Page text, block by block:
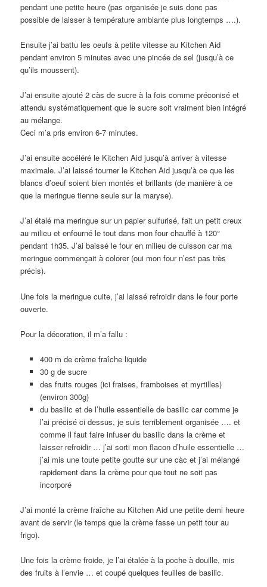
pendant une petite heure (pas organisée je suis donc pas
possible de laisser à température ambiante plus longtemps ….).
Ensuite j’ai battu les oeufs à petite vitesse au Kitchen Aid
pendant environ 5 minutes avec une pincée de sel (jusqu’à ce
qu’ils moussent).
J’ai ensuite ajouté 2 càs de sucre à la fois comme préconisé et
attendu systématiquement que le sucre soit vraiment bien intégré
au mélange.
Ceci m’a pris environ 6-7 minutes.
J’ai ensuite accéléré le Kitchen Aid jusqu’à arriver à vitesse
maximale. J’ai laissé tourner le Kitchen Aid jusqu’à ce que les
blancs d’oeuf soient bien montés et brillants (de manière à ce
que la meringue tienne seule sur la maryse).
J’ai étalé ma meringue sur un papier sulfurisé, fait un petit creux
au milieu et enfourné le tout dans mon four chauffé à 120°
pendant 1h35. J’ai baissé le four en milieu de cuisson car ma
meringue commençait à colorer (oui mon four n’est pas très
précis).
Une fois la meringue cuite, j’ai laissé refroidir dans le four porte
ouverte.
Pour la décoration, il m’a fallu :
400 m de crème fraîche liquide
30 g de sucre
des fruits rouges (ici fraises, framboises et myrtilles)
(environ 300g)
du basilic et de l’huile essentielle de basilic car comme je
l’ai précisé ci dessus, je suis terriblement organisée …. et
comme il faut faire infuser du basilic dans la crème et
laisser refroidir … j’ai sorti mon flacon d’huile essentielle …
j’ai mis une toute petite goutte sur une càc et j’ai mélangé
rapidement dans la crème pour que tout ne soit pas
incorporé
J’ai monté la crème fraîche au Kitchen Aid une petite demi heure
avant de servir (le temps que la crème fasse un petit tour au
frigo).
Une fois la crème froide, je l’ai étalée à la poche à douille, mis
des fruits à l’envie … et coupé quelques feuilles de basilic.